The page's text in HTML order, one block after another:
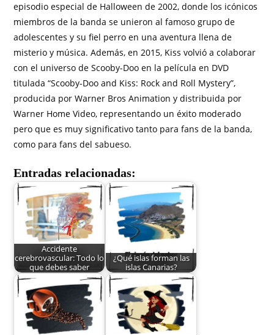
episodio especial de Halloween de 2002, donde los icónicos
miembros de la banda se unieron al famoso grupo de
adolescentes y su fiel perro en una aventura llena de
misterio y música. Además, en 2015, Kiss volvió a colaborar
con el universo de Scooby-Doo en la película en DVD
titulada “Scooby-Doo and Kiss: Rock and Roll Mystery”,
producida por Warner Bros Animation y distribuida por
Warner Home Video, representando un éxito moderado
pero que es muy significativo tanto para fans de la banda,
como para fans del sabueso.
Entradas relacionadas:
Accidente
cerebrovascular: Todo lo
que debes saber
¿Qué islas forman las
islas Canarias?